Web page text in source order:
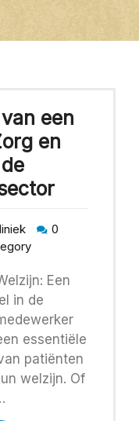
een
en
0
Een
in de
essentiële
patiënten
welzijn. Of